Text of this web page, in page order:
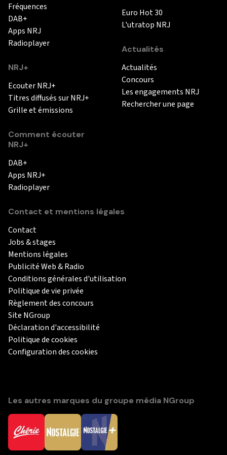
Fréquences
DAB+
Apps NRJ
Radioplayer
NRJ+
Ecouter NRJ+
Titres diffusés sur NRJ+
Grille et émissions
Comment écouter
NRJ+
DAB+
Apps NRJ+
Radioplayer
Euro Hot 30
L'utratop NRJ
Actualités
Actualités
Concours
Les engagements NRJ
Rechercher une page
Contact et mentions légales
Contact
Jobs & stages
Mentions légales
Publicité Web & Radio
Conditions générales d'utilisation
Politique de vie privée
Règlement des concours
Site NGroup
Déclaration d'accessibilité
Politique de cookies
Configuration des cookies
Les autres marques du groupe média NGroup